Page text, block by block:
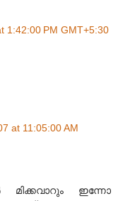
1:42:00 PM GMT+5:30
at 11:05:00 AM
മിക്കവാറും ഇന്നോ